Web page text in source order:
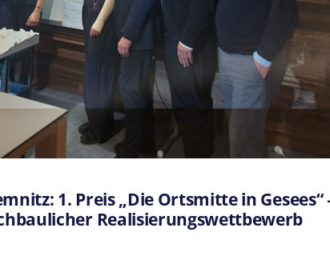
uns vorstellen? Dann
Formular „Projektanfrage“. Das Formular finden
1. Preis „Die Ortsmitte in Gesees“
Realisierungswettbewerb